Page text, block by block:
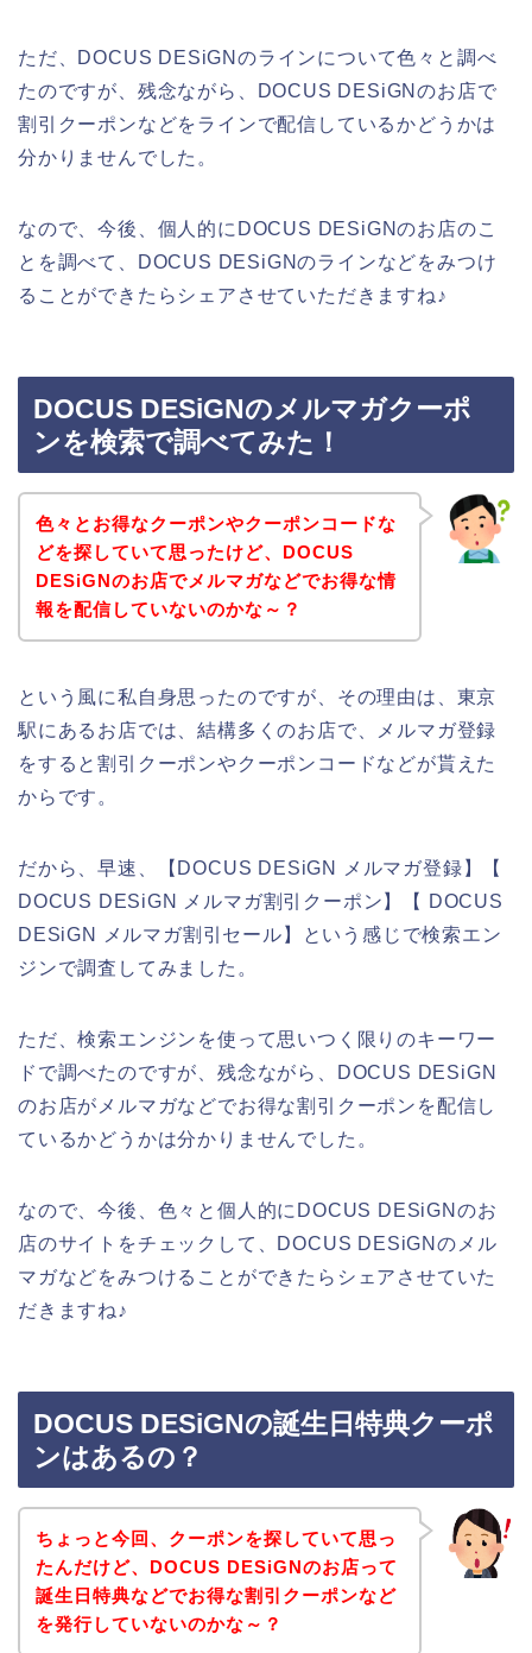
ただ、DOCUS DESiGNのラインについて色々と調べ
たのですが、残念ながら、DOCUS DESiGNのお店で
割引クーポンなどをラインで配信しているかどうかは
分かりませんでした。
なので、今後、個人的にDOCUS DESiGNのお店のこ
とを調べて、DOCUS DESiGNのラインなどをみつけ
ることができたらシェアさせていただきますね♪
DOCUS DESiGNのメルマガクーポ
ンを検索で調べてみた！
色々とお得なクーポンやクーポンコードな
どを探していて思ったけど、DOCUS
DESiGNのお店でメルマガなどでお得な情
報を配信していないのかな～？
という風に私自身思ったのですが、その理由は、東京
駅にあるお店では、結構多くのお店で、メルマガ登録
をすると割引クーポンやクーポンコードなどが貰えた
からです。
だから、早速、【DOCUS DESiGN メルマガ登録】【
DOCUS DESiGN メルマガ割引クーポン】【 DOCUS
DESiGN メルマガ割引セール】という感じで検索エン
ジンで調査してみました。
ただ、検索エンジンを使って思いつく限りのキーワー
ドで調べたのですが、残念ながら、DOCUS DESiGN
のお店がメルマガなどでお得な割引クーポンを配信し
ているかどうかは分かりませんでした。
なので、今後、色々と個人的にDOCUS DESiGNのお
店のサイトをチェックして、DOCUS DESiGNのメル
マガなどをみつけることができたらシェアさせていた
だきますね♪
DOCUS DESiGNの誕生日特典クーポ
ンはあるの？
ちょっと今回、クーポンを探していて思っ
たんだけど、DOCUS DESiGNのお店って
誕生日特典などでお得な割引クーポンなど
を発行していないのかな～？